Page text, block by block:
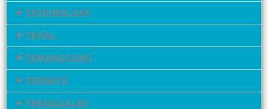
TASIKMALAYA
TEGAL
TEMANGGUNG
TERNATE
TRENGGALEK